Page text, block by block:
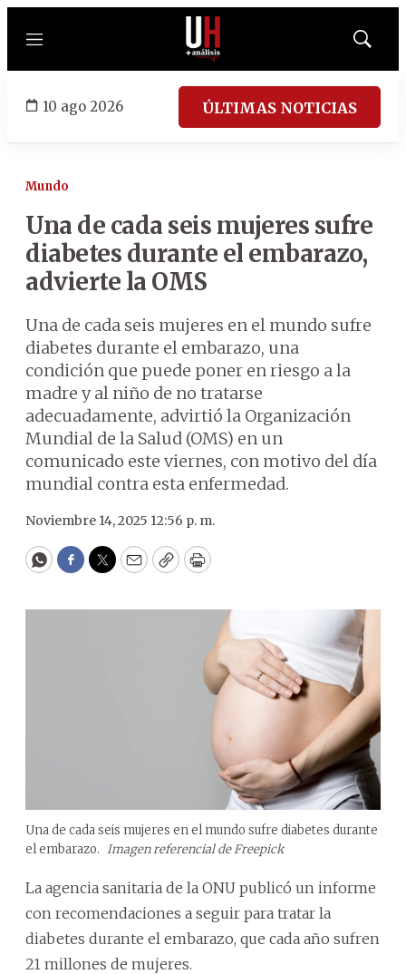
Menú
Mostrar
10 ago 2026 ÚLTIMAS NOTICIAS
Mundo
Una de cada seis mujeres sufre
diabetes durante el embarazo,
advierte la OMS
Una de cada seis mujeres en el mundo sufre
diabetes durante el embarazo, una
condición que puede poner en riesgo a la
madre y al niño de no tratarse
adecuadamente, advirtió la Organización
Mundial de la Salud (OMS) en un
comunicado este viernes, con motivo del día
mundial contra esta enfermedad.
Noviembre 14, 2025 12:56 p. m.
WhatsApp
Facebook
Twitter
EmailCopyPrint
Una de cada seis mujeres en el mundo sufre diabetes durante
el embarazo. Imagen referencial de Freepick
La agencia sanitaria de la ONU publicó un informe
con recomendaciones a seguir para tratar la
diabetes durante el embarazo, que cada año sufren
21 millones de mujeres.